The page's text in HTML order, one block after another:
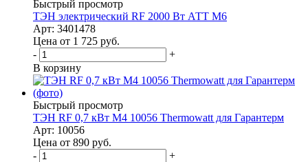
Быстрый просмотр
ТЭН электрический RF 2000 Вт АТТ M6
Арт: 3401478
Цена от 1 725 руб.
-
+
В корзину
Быстрый просмотр
ТЭН RF 0,7 кВт M4 10056 Thermowatt для Гарантерм
Арт: 10056
Цена от 890 руб.
-
+